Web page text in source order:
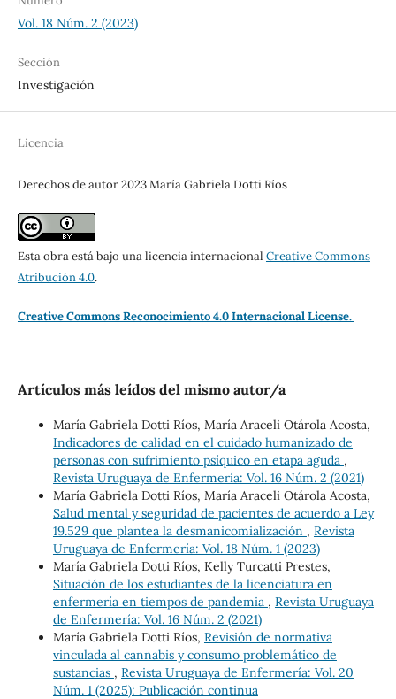
Vol. 18 Núm. 2 (2023)
Sección
Investigación
Licencia
Derechos de autor 2023 María Gabriela Dotti Ríos
Esta obra está bajo una licencia internacional Creative Commons
Atribución 4.0.
Creative Commons Reconocimiento 4.0 Internacional License.
Artículos más leídos del mismo autor/a
María Gabriela Dotti Ríos, María Araceli Otárola Acosta,
Indicadores de calidad en el cuidado humanizado de
personas con sufrimiento psíquico en etapa aguda ,
Revista Uruguaya de Enfermería: Vol. 16 Núm. 2 (2021)
María Gabriela Dotti Ríos, María Araceli Otárola Acosta,
Salud mental y seguridad de pacientes de acuerdo a Ley
19.529 que plantea la desmanicomialización , Revista
Uruguaya de Enfermería: Vol. 18 Núm. 1 (2023)
María Gabriela Dotti Ríos, Kelly Turcatti Prestes,
Situación de los estudiantes de la licenciatura en
enfermería en tiempos de pandemia , Revista Uruguaya
de Enfermería: Vol. 16 Núm. 2 (2021)
María Gabriela Dotti Ríos, Revisión de normativa
vinculada al cannabis y consumo problemático de
sustancias , Revista Uruguaya de Enfermería: Vol. 20
Núm. 1 (2025): Publicación continua